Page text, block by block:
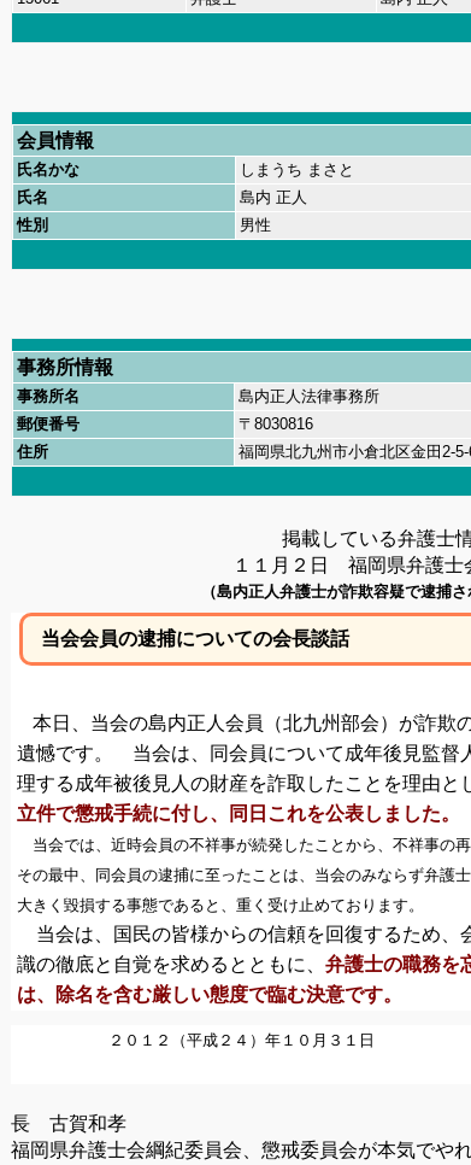
会員情報
氏名かな
しまうち まさと
氏名
島内 正人
性別
男性
事務所情報
事務所名
島内正人法律事務所
郵便番号
〒 8030816
住所
福岡県北九州市小倉北区金田 2-
掲載している弁護士
１１月２日 福岡県弁護士
（島内正人弁護士が詐欺容疑で逮捕さ
当会会員の逮捕についての会長談話
本日、当会の島内正人会員（北九州部会）が詐欺
遺憾です。 当会は、同会員について成年後見監督
理する成年被後見人の財産を詐取したことを理由と
立件で懲戒手続に付し、同日これを公表しました。
当会では、近時会員の不祥事が続発したことから、不祥事の
その最中、同会員の逮捕に至ったことは、当会のみならず弁護
大きく毀損する事態であると、重く受け止めております。
当会は、国民の皆様からの信頼を回復するため、
識の徹底と自覚を求めるとともに、 弁護士の職務を
は、除名を含む厳しい態度で臨む決意です。
２０１２（平成２
長 古賀和孝
福岡県弁護士会綱紀委員会、懲戒委員会が本気でや